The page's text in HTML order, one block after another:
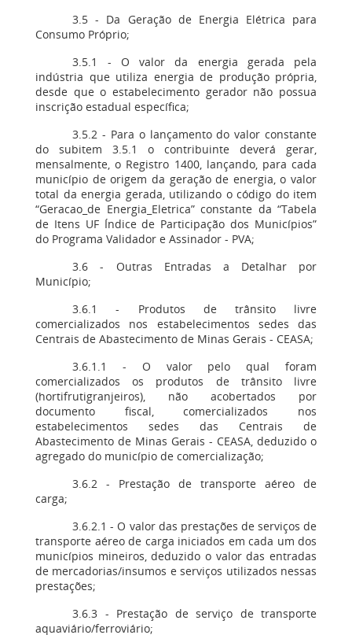
3.5 - Da Geração de Energia Elétrica para
Consumo Próprio;
3.5.1 - O valor da energia gerada pela
indústria que utiliza energia de produção própria,
desde que o estabelecimento gerador não possua
inscrição estadual específica;
3.5.2 - Para o lançamento do valor constante
do subitem 3.5.1 o contribuinte deverá gerar,
mensalmente, o Registro 1400, lançando, para cada
município de origem da geração de energia, o valor
total da energia gerada, utilizando o código do item
“Geracao_de Energia_Eletrica” constante da “Tabela
de Itens UF Índice de Participação dos Municípios”
do Programa Validador e Assinador - PVA;
3.6 - Outras Entradas a Detalhar por
Município;
3.6.1 - Produtos de trânsito livre
comercializados nos estabelecimentos sedes das
Centrais de Abastecimento de Minas Gerais - CEASA;
3.6.1.1 - O valor pelo qual foram
comercializados os produtos de trânsito livre
(hortifrutigranjeiros), não acobertados por
documento fiscal, comercializados nos
estabelecimentos sedes das Centrais de
Abastecimento de Minas Gerais - CEASA, deduzido o
agregado do município de comercialização;
3.6.2 - Prestação de transporte aéreo de
carga;
3.6.2.1 - O valor das prestações de serviços de
transporte aéreo de carga iniciados em cada um dos
municípios mineiros, deduzido o valor das entradas
de mercadorias/insumos e serviços utilizados nessas
prestações;
3.6.3 - Prestação de serviço de transporte
aquaviário/ferroviário;